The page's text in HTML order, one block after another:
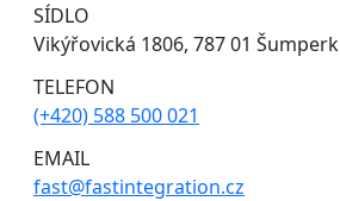
SÍDLO
Vikýřovická 1806, 787 01 Šumperk
TELEFON
(+420) 588 500 021
EMAIL
fast@fastintegration.cz